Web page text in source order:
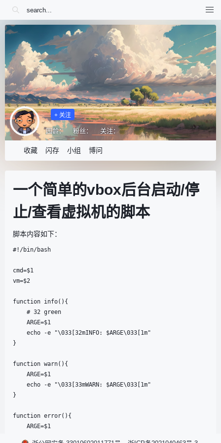
收藏 闪存 小组 博问
+ 关注
园龄： 粉丝： 关注：
一个简单的vbox后台启动/停
止/查看虚拟机的脚本
脚本内容如下：
#!/bin/bash
cmd=$1
vm=$2
function info(){
    # 32 green
    ARGE=$1
    echo -e "\033[32mINFO: $ARGE\033[1m"
}
function warn(){
    ARGE=$1
    echo -e "\033[33mWARN: $ARGE\033[1m"
}
function error(){
    ARGE=$1